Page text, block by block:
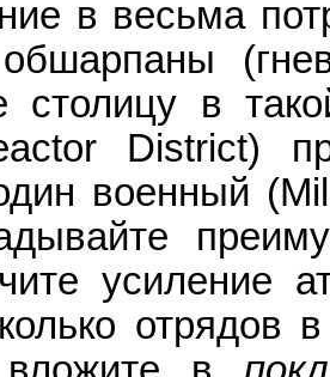
в весьма
столицу в
District)
военный
усиление
отрядов